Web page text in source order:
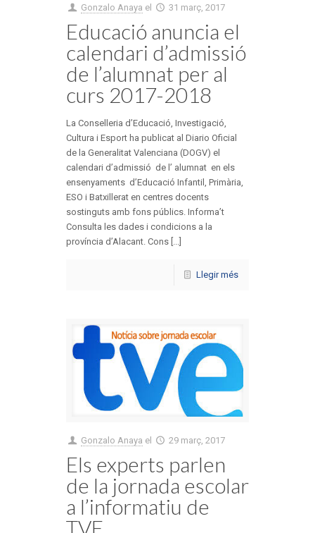
Gonzalo Anaya el 31 març, 2017
Educació anuncia el
calendari d’admissió
de l’alumnat per al
curs 2017-2018
La Conselleria d’Educació, Investigació,
Cultura i Esport ha publicat al Diario Oficial
de la Generalitat Valenciana (DOGV) el
calendari d’admissió de l’ alumnat en els
ensenyaments d’Educació Infantil, Primària,
ESO i Batxillerat en centres docents
sostinguts amb fons públics. Informa’t
Consulta les dades i condicions a la
província d’Alacant. Cons [...]
Llegir més
Gonzalo Anaya el 29 març, 2017
Els experts parlen
de la jornada escolar
a l’informatiu de
TVE